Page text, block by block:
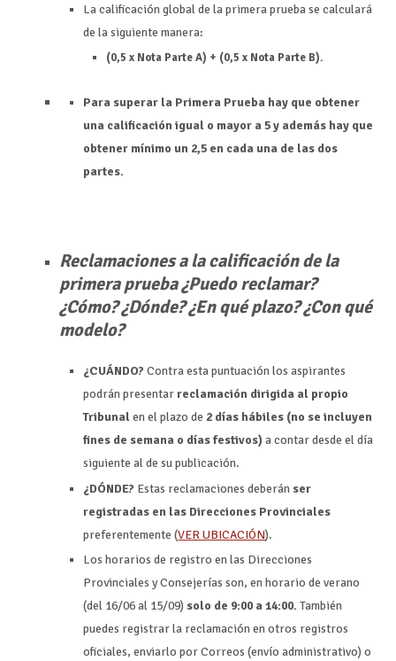
La calificación global de la primera prueba se calculará
de la siguiente manera:
(0,5 x Nota Parte A) + (0,5 x Nota Parte B).
Para superar la Primera Prueba hay que obtener
una calificación igual o mayor a 5 y además hay que
obtener mínimo un 2,5 en cada una de las dos
partes.
Reclamaciones a la calificación de la
primera prueba ¿Puedo reclamar?
¿Cómo? ¿Dónde? ¿En qué plazo? ¿Con qué
modelo?
¿CUÁNDO? Contra esta puntuación los aspirantes
podrán presentarreclamación dirigida al propio
Tribunalen el plazo de 2 días hábiles (no se incluyen
fines de semana o días festivos)a contar desde el día
siguiente al de su publicación.
¿DÓNDE? Estas reclamaciones deberán ser
registradas en las Direcciones Provinciales
preferentemente (VER UBICACIÓN).
Los horarios de registro en las Direcciones
Provinciales y Consejerías son, en horario de verano
(del 16/06 al 15/09) solo de 9:00 a 14:00.También
puedes registrar la reclamación en otros registros
oficiales, enviarlo por Correos (envío administrativo) o